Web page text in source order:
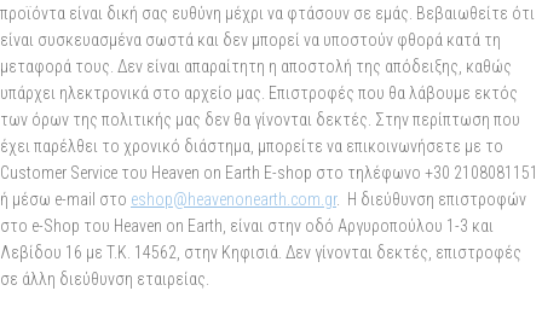
προϊόντα είναι δική σας ευθύνη μέχρι να φτάσουν σε εμάς. Βεβαιωθείτε ότι
είναι συσκευασμένα σωστά και δεν μπορεί να υποστούν φθορά κατά τη
μεταφορά τους. Δεν είναι απαραίτητη η αποστολή της απόδειξης, καθώς
υπάρχει ηλεκτρονικά στο αρχείο μας. Επιστροφές που θα λάβουμε εκτός
των όρων της πολιτικής μας δεν θα γίνονται δεκτές. Στην περίπτωση που
έχει παρέλθει το χρονικό διάστημα, μπορείτε να επικοινωνήσετε με το
Customer Service του Heaven on Earth E-shop στο τηλέφωνο +30 2108081151
ή μέσω e-mail στο eshop@heavenonearth.com.gr. Η διεύθυνση επιστροφών
στο e-Shop του Heaven on Earth, είναι στην οδό Αργυροπούλου 1-3 και
Λεβίδου 16 με T.K. 14562, στην Κηφισιά. Δεν γίνονται δεκτές, επιστροφές
σε άλλη διεύθυνση εταιρείας.